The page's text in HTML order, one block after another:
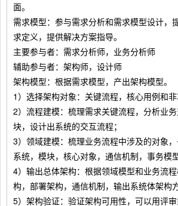
面。
需求模型：参与需求分析和需求模型设计，
求定义，提供解决方案指导。
主要参与者：需求分析师，业务分析师
辅助参与者：架构师，设计师
架构模型：根据需求模型，产出架构模型。
1）选择架构对象：关键流程，核心用例和非
2）流程建模：梳理需求关键流程，分析业
块，设计出系统的交互流程；
3）领域建模：梳理业务流程中涉及的对象
系统，模块，核心对象，通信机制，事务模
4）输出总体架构：根据领域模型和业务流
构，部署架构，通信机制，输出系统体架构方
5）架构验证：验证架构可用性，可以用评审